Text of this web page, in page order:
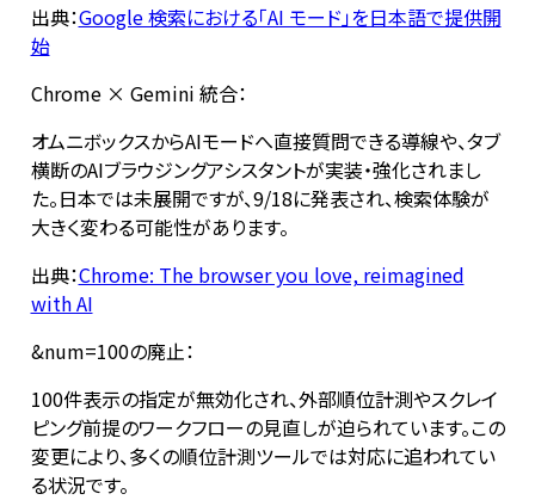
出典：Google 検索における「AI モード」を日本語で提供開
始
Chrome × Gemini 統合：
オムニボックスからAIモードへ直接質問できる導線や、タブ
横断のAIブラウジングアシスタントが実装・強化されまし
た。日本では未展開ですが、9/18に発表され、検索体験が
大きく変わる可能性があります。
出典：Chrome: The browser you love, reimagined
with AI
&num=100の廃止：
100件表示の指定が無効化され、外部順位計測やスクレイ
ピング前提のワークフローの見直しが迫られています。この
変更により、多くの順位計測ツールでは対応に追われてい
る状況です。